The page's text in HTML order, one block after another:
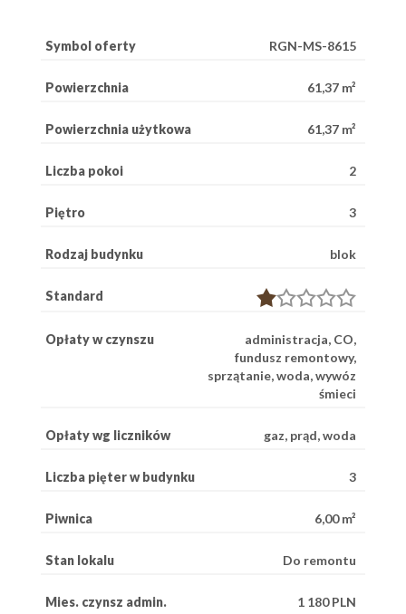
Symbol oferty RGN-MS-8615
Powierzchnia 61,37 m²
Powierzchnia użytkowa 61,37 m²
Liczba pokoi 2
Piętro 3
Rodzaj budynku blok
Standard
Opłaty w czynszu
administracja, CO,
fundusz remontowy,
sprzątanie, woda, wywóz
śmieci
Opłaty wg liczników gaz, prąd, woda
Liczba pięter w budynku 3
Piwnica 6,00 m²
Stan lokalu Do remontu
Mies. czynsz admin. 1 180 PLN